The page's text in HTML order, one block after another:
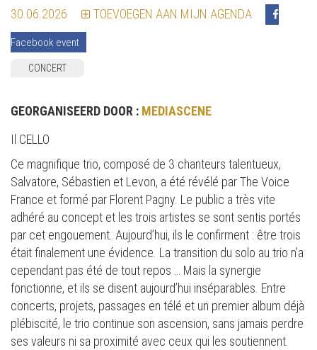
30.06.2026 TOEVOEGEN AAN MIJN AGENDA
Facebook event
CONCERT
GEORGANISEERD DOOR : MEDIASCENE
Il CELLO
Ce magnifique trio, composé de 3 chanteurs talentueux,
Salvatore, Sébastien et Levon, a été révélé par The Voice
France et formé par Florent Pagny. Le public a très vite
adhéré au concept et les trois artistes se sont sentis portés
par cet engouement. Aujourd’hui, ils le confirment : être trois
était finalement une évidence. La transition du solo au trio n’a
cependant pas été de tout repos … Mais la synergie
fonctionne, et ils se disent aujourd’hui inséparables. Entre
concerts, projets, passages en télé et un premier album déjà
plébiscité, le trio continue son ascension, sans jamais perdre
ses valeurs ni sa proximité avec ceux qui les soutiennent.